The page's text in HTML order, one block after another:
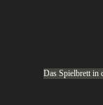
Das Spielbrett in